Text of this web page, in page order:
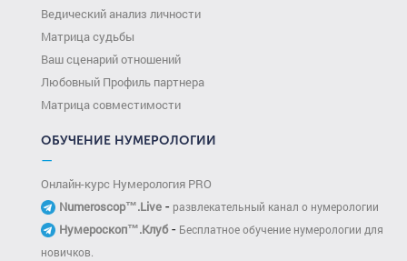
Ведический анализ личности
Матрица судьбы
Ваш сценарий отношений
Любовный Профиль партнера
Матрица совместимости
ОБУЧЕНИЕ НУМЕРОЛОГИИ
—
Онлайн-курс Нумерология PRO
Numeroscop™.Live - развлекательный канал о нумерологии
Нумероскоп™.Клуб- Бесплатное обучение нумерологии для
новичков.